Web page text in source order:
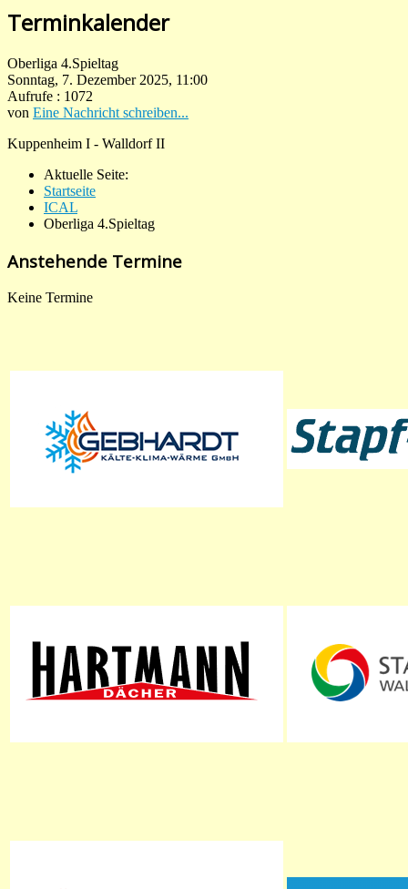
Terminkalender
Oberliga 4.Spieltag
Sonntag, 7. Dezember 2025, 11:00
Aufrufe : 1072
von Eine Nachricht schreiben...
Kuppenheim I - Walldorf II
Aktuelle Seite:
Startseite
ICAL
Oberliga 4.Spieltag
Anstehende Termine
Keine Termine